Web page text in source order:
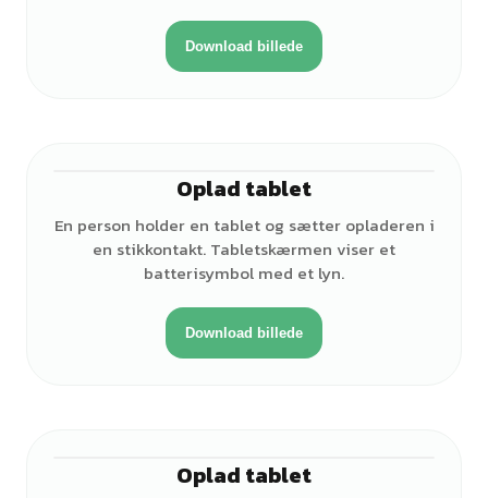
Download billede
Oplad tablet
En person holder en tablet og sætter opladeren i
en stikkontakt. Tabletskærmen viser et
batterisymbol med et lyn.
Download billede
Oplad tablet